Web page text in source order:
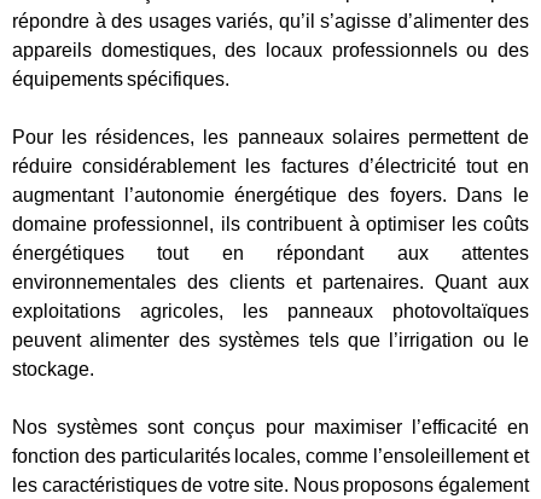
répondre à des usages variés, qu’il s’agisse d’alimenter des
appareils domestiques, des locaux professionnels ou des
équipements spécifiques.
Pour les résidences, les panneaux solaires permettent de
réduire considérablement les factures d’électricité tout en
augmentant l’autonomie énergétique des foyers. Dans le
domaine professionnel, ils contribuent à optimiser les coûts
énergétiques tout en répondant aux attentes
environnementales des clients et partenaires. Quant aux
exploitations agricoles, les panneaux photovoltaïques
peuvent alimenter des systèmes tels que l’irrigation ou le
stockage.
Nos systèmes sont conçus pour maximiser l’efficacité en
fonction des particularités locales, comme l’ensoleillement et
les caractéristiques de votre site. Nous proposons également